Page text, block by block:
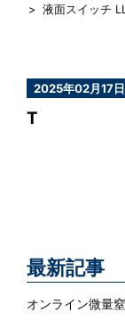
> 液面スイッチ
2025年02月17日
T
最新記事
オンライン微量